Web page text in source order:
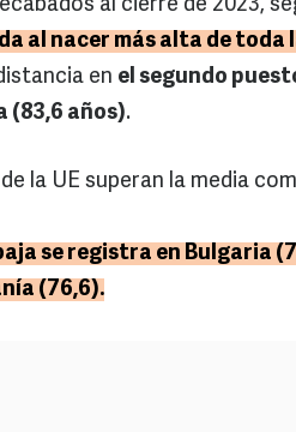
al cierre de 2023,
al nacer más alta de toda
en el segundo
(83,6 años).
la UE superan la media
se registra en Bulgaria
(76,6).